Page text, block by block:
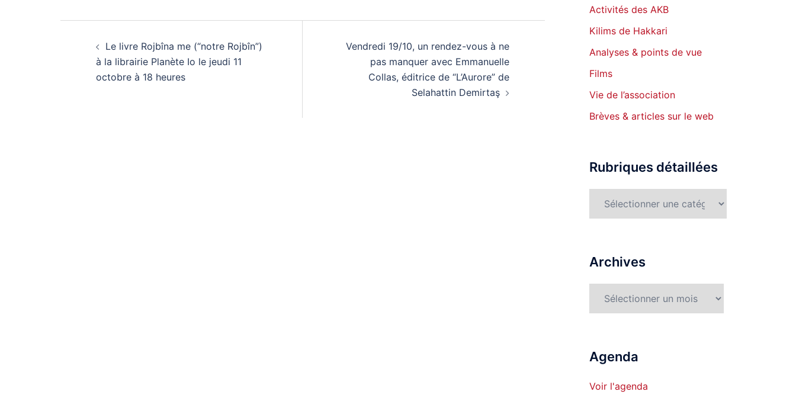
Navigation
d’article
Le livre Rojbîna me (“notre Rojbîn”)
à la librairie Planète Io le jeudi 11
octobre à 18 heures
Vendredi 19/10, un rendez-vous à ne
pas manquer avec Emmanuelle
Collas, éditrice de “L’Aurore” de
Selahattin Demirtaş
Activités des AKB
Kilims de Hakkari
Analyses & points de vue
Films
Vie de l’association
Brèves & articles sur le web
Rubriques détaillées
Archives
Agenda
Voir l'agenda